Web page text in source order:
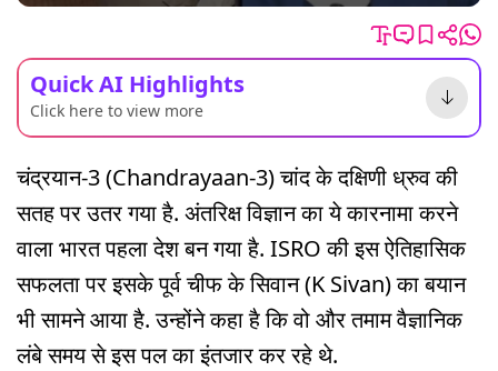
Quick AI Highlights
Click here to view more
चंद्रयान-3 (Chandrayaan-3) चांद के दक्षिणी ध्रुव की
सतह पर उतर गया है. अंतरिक्ष विज्ञान का ये कारनामा करने
वाला भारत पहला देश बन गया है. ISRO की इस ऐतिहासिक
सफलता पर इसके पूर्व चीफ के सिवान (K Sivan) का बयान
भी सामने आया है. उन्होंने कहा है कि वो और तमाम वैज्ञानिक
लंबे समय से इस पल का इंतजार कर रहे थे.